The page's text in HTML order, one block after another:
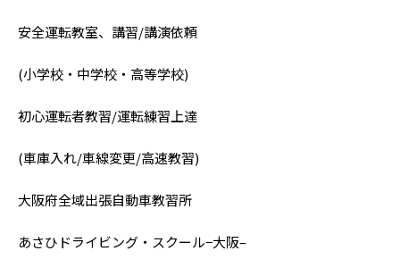
安全運転教室、講習/講演依頼
(小学校・中学校・高等学校)
初心運転者教習/運転練習上達
(車庫入れ/車線変更/高速教習)
大阪府全域出張自動車教習所
あさひドライビング・スクール−大阪–